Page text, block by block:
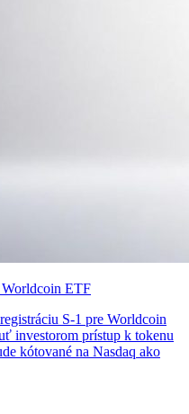
Worldcoin ETF
S-1 pre Worldcoin
investorom prístup k tokenu
kótované na Nasdaq ako